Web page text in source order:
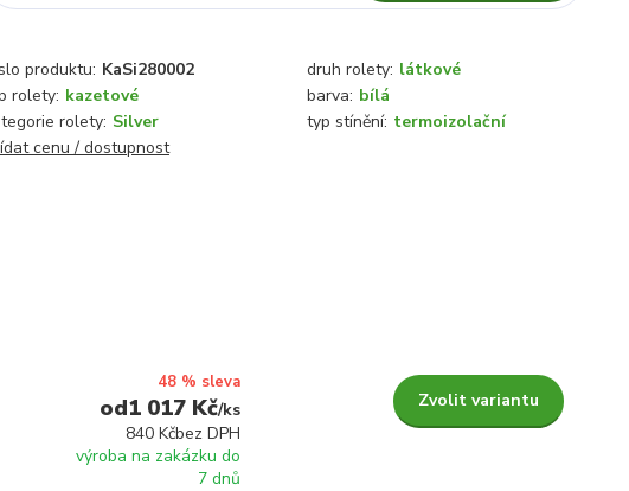
produktu: KaSi280002 druh rolety: látkové
rolety: kazetové barva: bílá
rolety: Silver typ stínění: termoizolační
cenu / dostupnost
48 % sleva
1 017 Kč/ks
840 Kčbez DPH
výroba na zakázku do
7 dnů
Zvolit variantu